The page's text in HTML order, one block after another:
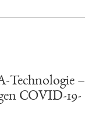
Technologie –
COVID-19-